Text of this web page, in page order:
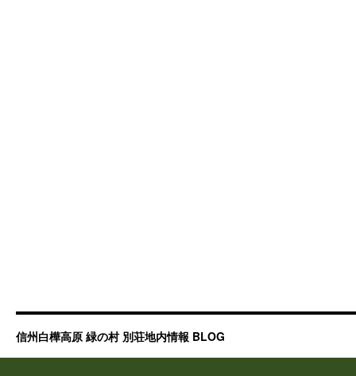
信州白樺高原 緑の村 別荘地内情報 BLOG